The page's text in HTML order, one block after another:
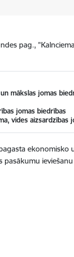
pag.,
mākslas jomas
jomas biedrības
vides aizsardzības
pasākumu